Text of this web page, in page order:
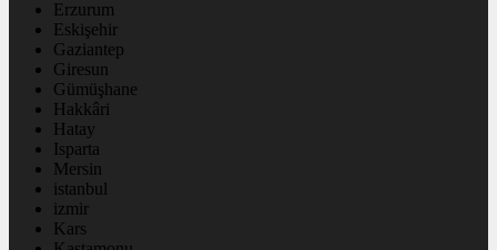
Erzurum
Eskişehir
Gaziantep
Giresun
Gümüşhane
Hakkâri
Hatay
Isparta
Mersin
istanbul
izmir
Kars